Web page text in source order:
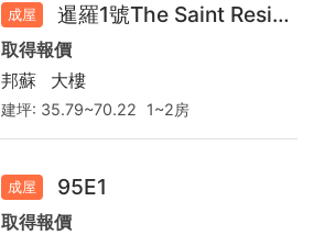
成屋 暹羅1號The Saint Residences
取得報價
邦蘇
大樓
建坪: 35.79~70.22 1~2房
成屋 95E1
取得報價